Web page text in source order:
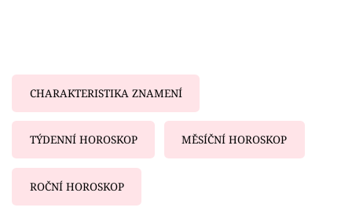
CHARAKTERISTIKA ZNAMENÍ
TÝDENNÍ HOROSKOP MĚSÍČNÍ HOROSKOP
ROČNÍ HOROSKOP